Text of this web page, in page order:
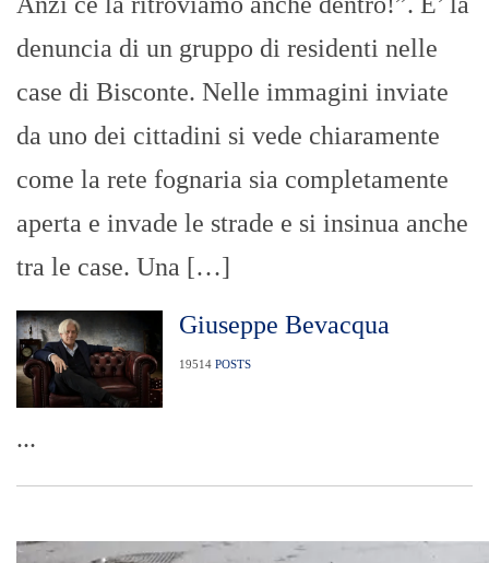
denuncia di un gruppo di residenti nelle
case di Bisconte. Nelle immagini inviate
da uno dei cittadini si vede chiaramente
come la rete fognaria sia completamente
aperta e invade le strade e si insinua anche
tra le case. Una […]
Giuseppe Bevacqua
19514 POSTS
...